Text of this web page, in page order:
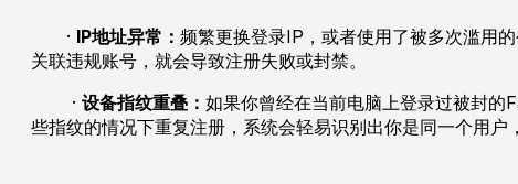
· IP地址异常： 频繁更换登录IP，或者使用了被多次滥用
关联违规账号，就会导致注册失败或封禁。
· 设备指纹重叠： 如果你曾经在当前电脑上登录过被封的
些指纹的情况下重复注册，系统会轻易识别出你是同一个用户